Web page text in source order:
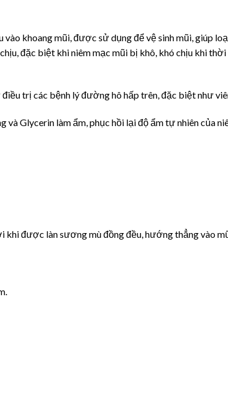
khoang mũi, được sử dụng để vệ sinh mũi, giúp
đặc biệt khi niêm mạc mũi bị khô, khó chịu khi
trị các bệnh lý đường hô hấp trên, đặc biệt như
Glycerin làm ẩm, phục hồi lại độ ẩm tự nhiên của
được làn sương mù đồng đều, hướng thẳng vào